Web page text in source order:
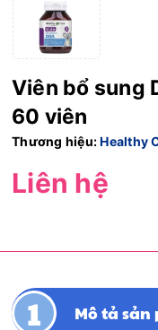
Viên bổ sung
60 viên
Thương hiệu:Healthy
Liên hệ
Mô tả sản